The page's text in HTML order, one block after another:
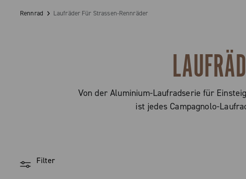
Rennrad Laufräder Für Strassen-Rennräder
Von der Aluminium-Laufradserie für
ist jedes Campagnolo-
Filter